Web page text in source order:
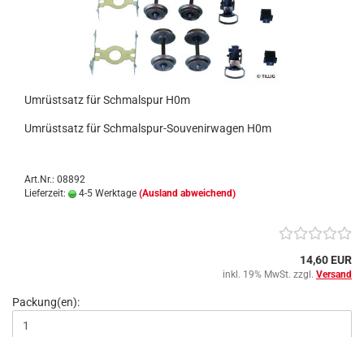
Umrüstsatz für Schmalspur H0m
Umrüstsatz für Schmalspur-Souvenirwagen H0m
Art.Nr.: 08892
Lieferzeit:
4-5 Werktage (Ausland abweichend)
14,60 EUR
inkl. 19% MwSt. zzgl. Versand
Packung(en):